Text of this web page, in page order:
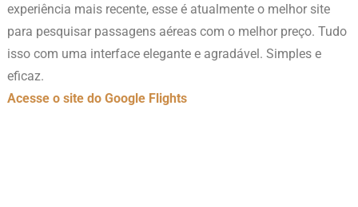
experiência mais recente, esse é atualmente o melhor site
para pesquisar passagens aéreas com o melhor preço. Tudo
isso com uma interface elegante e agradável. Simples e
eficaz.
Acesse o site do Google Flights